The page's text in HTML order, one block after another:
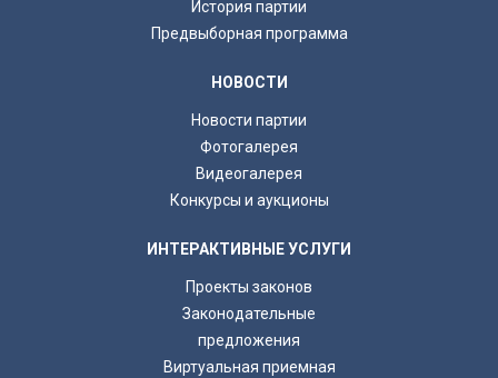
История партии
Предвыборная программа
НОВОСТИ
Новости партии
Фотогалерея
Видеогалерея
Конкурсы и аукционы
ИНТЕРАКТИВНЫЕ УСЛУГИ
Проекты законов
Законодательные
предложения
Виртуальная приемная